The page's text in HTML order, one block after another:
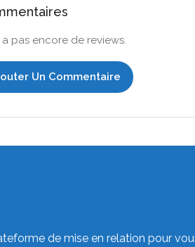
a pas encore de reviews.
Un Commentaire
de mise en relation pour